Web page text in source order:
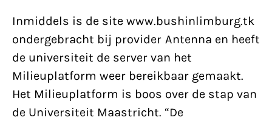
Inmiddels is de site www.bushinlimburg.tk
ondergebracht bij provider Antenna en heeft
de universiteit de server van het
Milieuplatform weer bereikbaar gemaakt.
Het Milieuplatform is boos over de stap van
de Universiteit Maastricht. “De